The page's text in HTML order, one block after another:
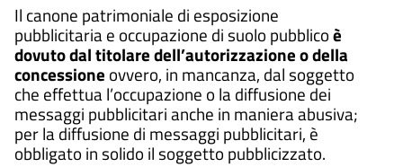
Il canone patrimoniale di esposizione
pubblicitaria e occupazione di suolo pubblicoè
dovuto dal titolare dell’autorizzazione o della
concessione ovvero, in mancanza, dal soggetto
che effettua l’occupazione o la diffusione dei
messaggi pubblicitari anche in maniera abusiva;
per la diffusione di messaggi pubblicitari, è
obbligato in solido il soggetto pubblicizzato.